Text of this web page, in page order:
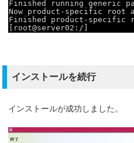
Finished running generic
Now product-specific root
Finished product-specific
[root@server02:/]
インストールを続行
インストールが成功しました。